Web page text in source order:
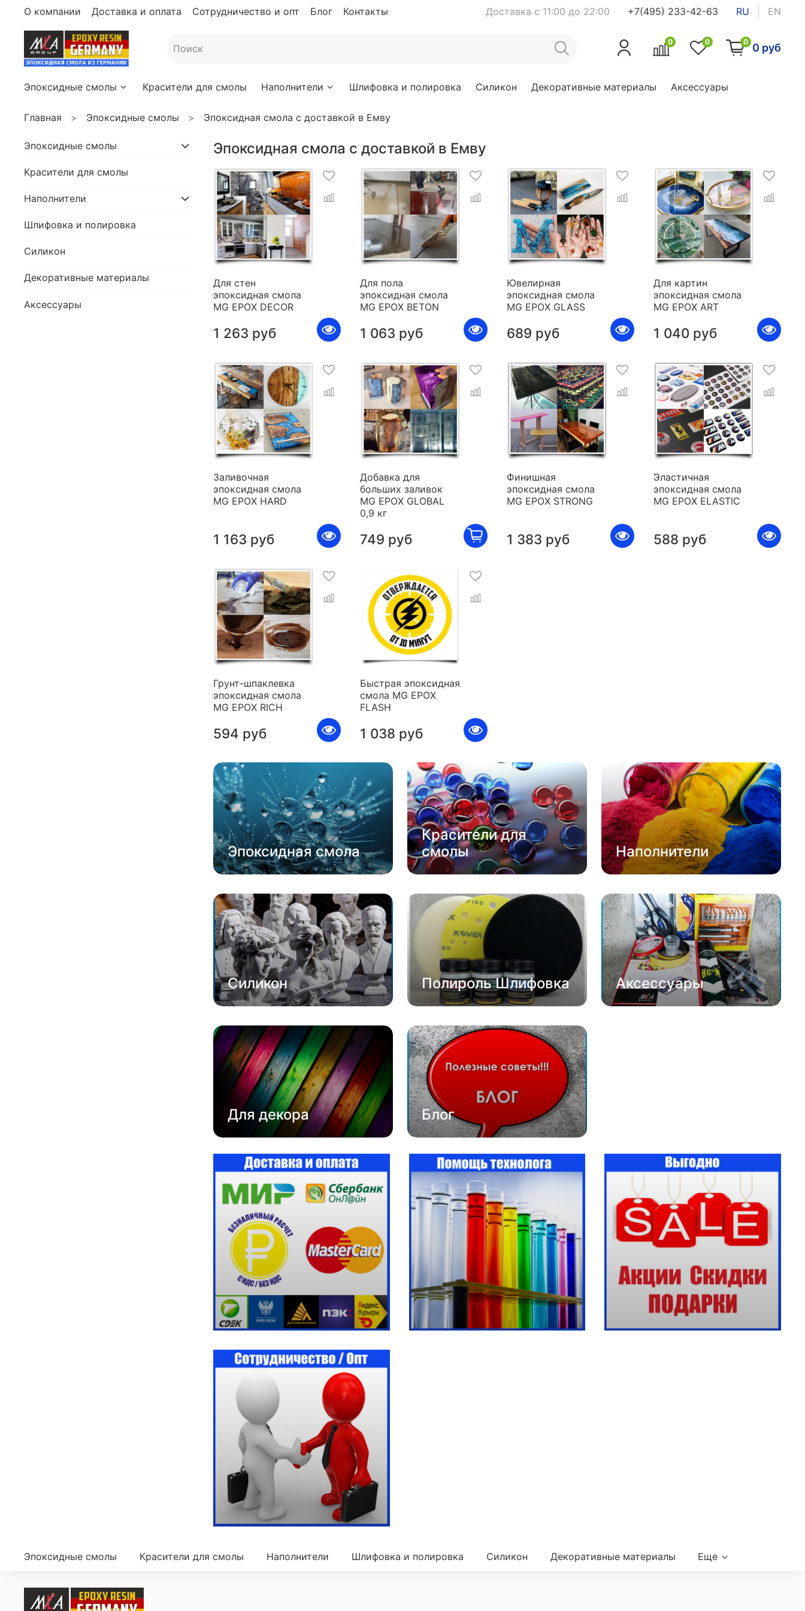
О компании Доставка и оплата Сотрудничество и опт Блог Контакты Доставка с 11:00 до 22:00 +7(495) 233-42-63 RU EN
0 0 0 0 руб
Эпоксидные смолы Красители для смолы Наполнители Шлифовка и полировка Силикон Декоративные материалы Аксессуары
Главная Эпоксидные смолы Эпоксидная смола с доставкой в Емву
Эпоксидная смола с доставкой в Емву
Для стен
эпоксидная смола
MG EPOX DECOR
1 263 руб
Для пола
эпоксидная смола
MG EPOX BETON
1 063 руб
Ювелирная
эпоксидная смола
MG EPOX GLASS
689 руб
Для картин
эпоксидная смола
MG EPOX ART
1 040 руб
Заливочная
эпоксидная смола
MG EPOX HARD
1 163 руб
Добавка для
больших заливок
MG EPOX GLOBAL
0,9 кг
749 руб
Финишная
эпоксидная смола
MG EPOX STRONG
1 383 руб
Эластичная
эпоксидная смола
MG EPOX ELASTIC
588 руб
Грунт-шпаклевка
эпоксидная смола
MG EPOX RICH
594 руб
Быстрая эпоксидная
смола MG EPOX
FLASH
1 038 руб
Эпоксидная смола
Красители для
смолы
Наполнители
Силикон Полироль Шлифовка Аксессуары
Для декора Блог
Эпоксидные смолы
Красители для смолы
Наполнители
Шлифовка и полировка
Силикон
Декоративные материалы
Аксессуары
Эпоксидные смолы Красители для смолы Наполнители Шлифовка и полировка Силикон Декоративные материалы Еще